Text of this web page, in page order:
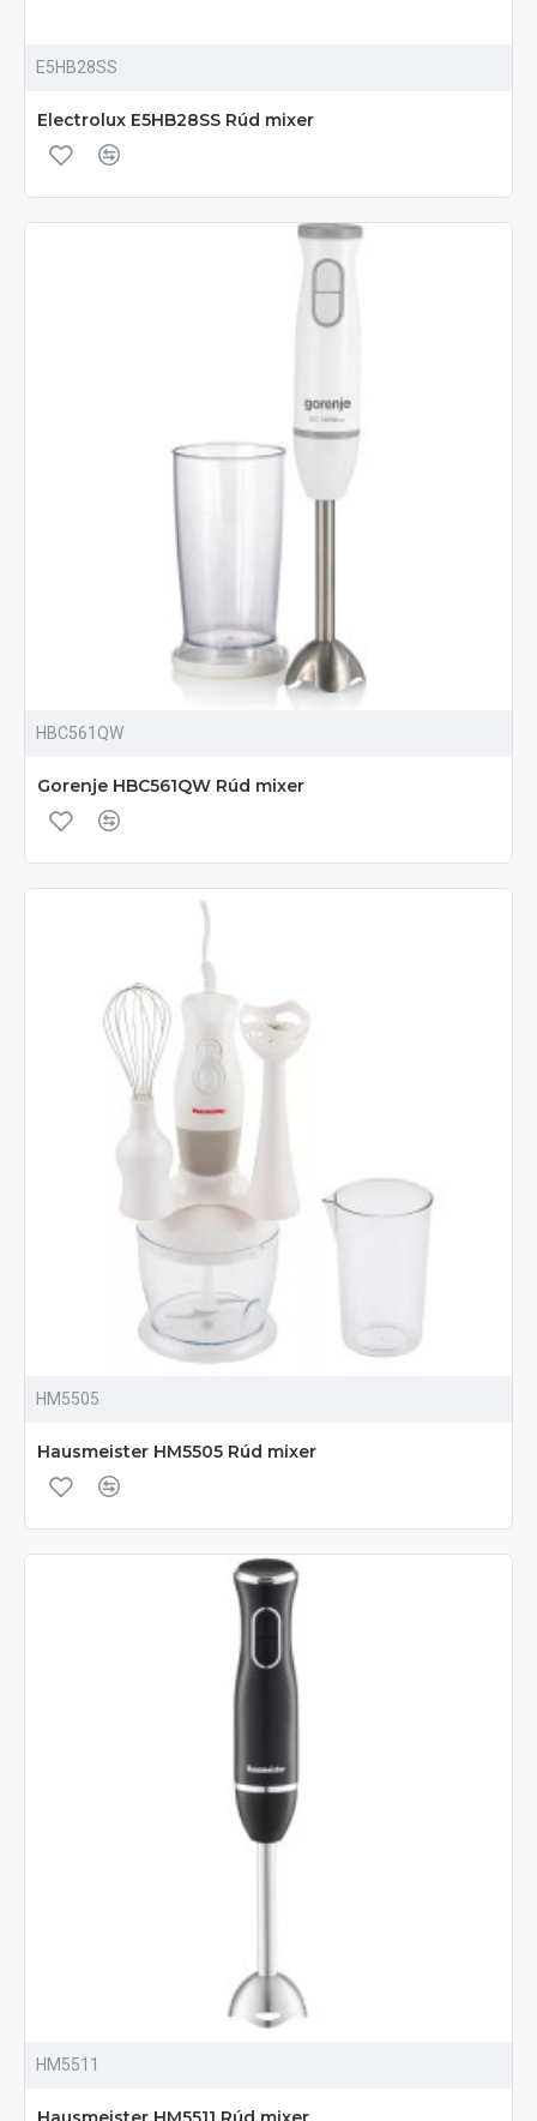
E5HB28SS
Electrolux E5HB28SS Rúd mixer
HBC561QW
Gorenje HBC561QW Rúd mixer
HM5505
Hausmeister HM5505 Rúd mixer
HM5511